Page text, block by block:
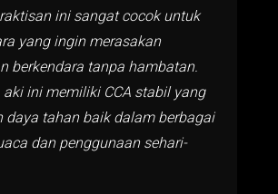
ini sangat cocok untuk
yang ingin merasakan
berkendara tanpa hambatan.
aki ini memiliki CCA stabil yang
daya tahan baik dalam berbagai
dan penggunaan sehari-